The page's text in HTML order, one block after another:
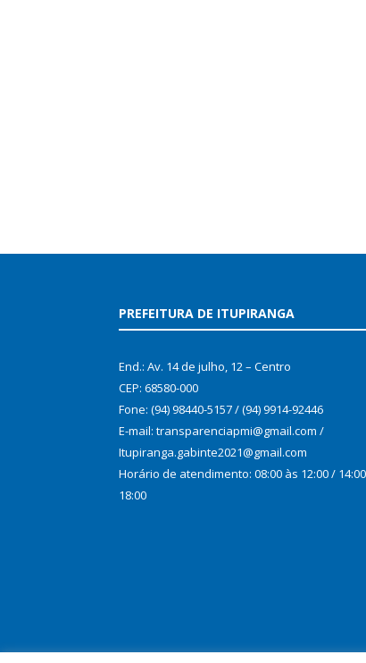
PREFEITURA DE ITUPIRANGA
End.: Av. 14 de julho, 12 – Centro
CEP: 68580-000
Fone: (94) 98440-5157 / (94) 9914-92446
E-mail: transparenciapmi@gmail.com /
Itupiranga.gabinte2021@gmail.com
Horário de atendimento: 08:00 às 12:00 /
18:00